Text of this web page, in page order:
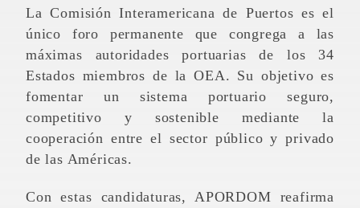
La Comisión Interamericana de Puertos es el
único foro permanente que congrega a las
máximas autoridades portuarias de los 34
Estados miembros de la OEA. Su objetivo es
fomentar un sistema portuario seguro,
competitivo y sostenible mediante la
cooperación entre el sector público y privado
de las Américas.
Con estas candidaturas, APORDOM reafirma